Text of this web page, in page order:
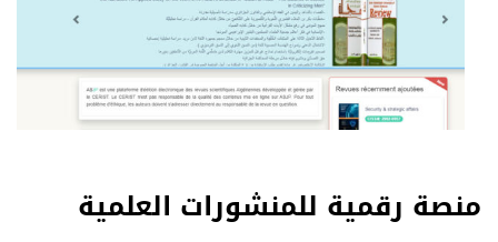
منصة رقمية للمنشورات العلمية